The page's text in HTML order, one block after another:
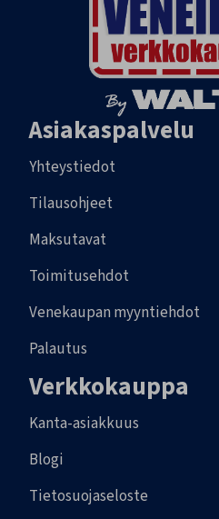
Asiakaspalvelu
Yhteystiedot
Tilausohjeet
Maksutavat
Toimitusehdot
Venekaupan myyntiehdot
Palautus
Verkkokauppa
Kanta-asiakkuus
Blogi
Tietosuojaseloste